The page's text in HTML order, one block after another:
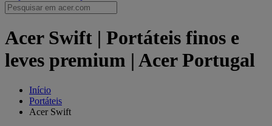
Acer Swift | Portáteis finos e
leves premium | Acer Portugal
Início
Portáteis
Acer Swift